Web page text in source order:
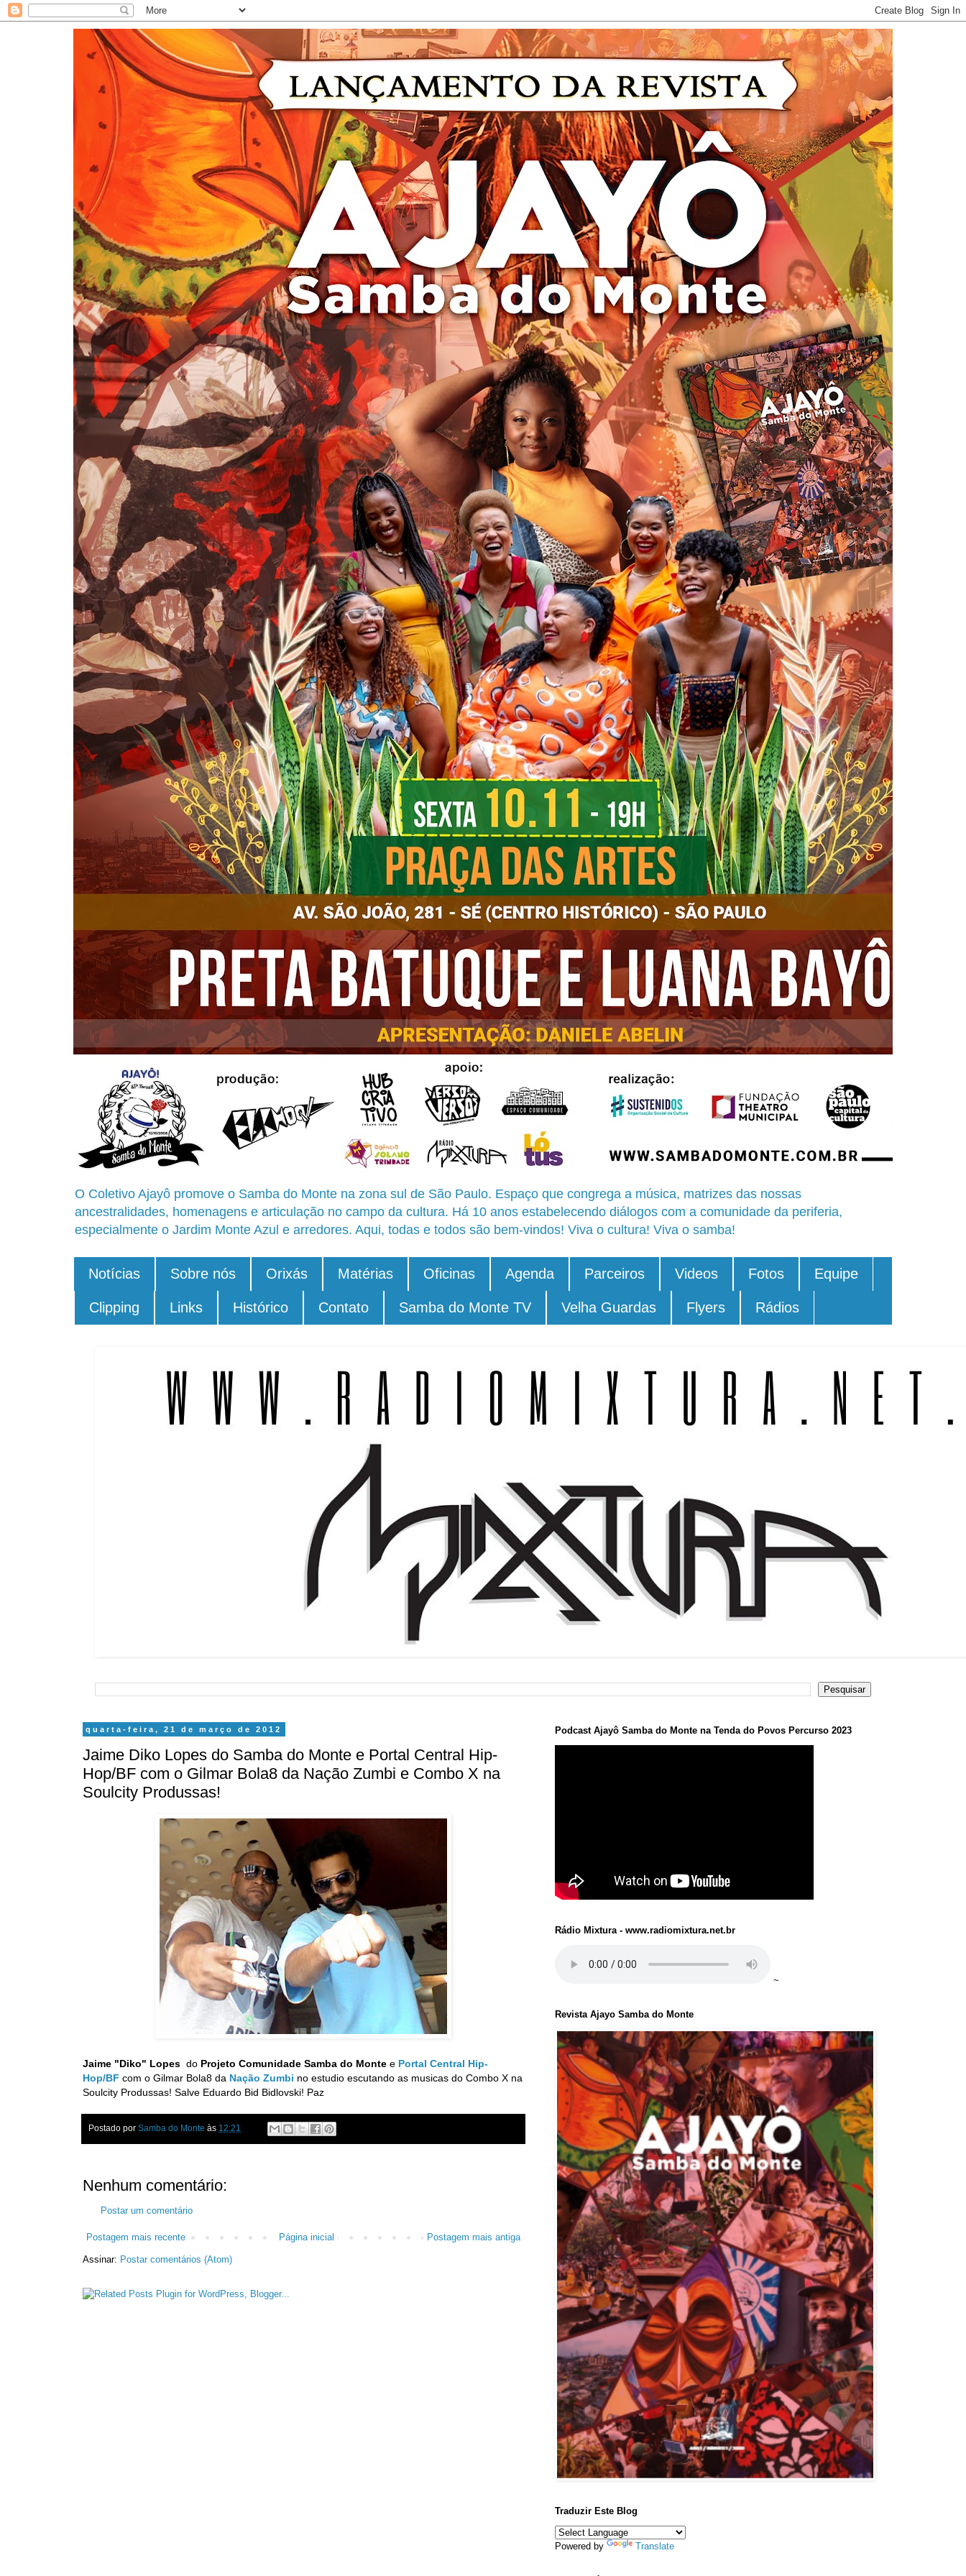
O Coletivo Ajayô promove o Samba do Monte na zona sul de São Paulo. Espaço que congrega a música, matrizes das nossas
ancestralidades, homenagens e articulação no campo da cultura. Há 10 anos estabelecendo diálogos com a comunidade da periferia,
especialmente o Jardim Monte Azul e arredores. Aqui, todas e todos são bem-vindos! Viva o cultura! Viva o samba!
Notícias Sobre nós Orixás Matérias Oficinas Agenda Parceiros Videos Fotos Equipe
Clipping Links Histórico Contato Samba do Monte TV Velha Guardas Flyers Rádios
quarta-feira, 21 de março de 2012
Jaime Diko Lopes do Samba do Monte e Portal Central Hip-
Hop/BF com o Gilmar Bola8 da Nação Zumbi e Combo X na
Soulcity Produssas!
Jaime "Diko" Lopes do Projeto Comunidade Samba do Monte e Portal Central Hip-
Hop/BF com o Gilmar Bola8 da Nação Zumbi no estudio escutando as musicas do Combo X na
Soulcity Produssas! Salve Eduardo Bid Bidlovski! Paz
Postado por Samba do Monte às 12:21
Nenhum comentário:
Postar um comentário
Postagem mais recente Postagem mais antiga
Página inicial
Assinar: Postar comentários (Atom)
Podcast Ajayô Samba do Monte na Tenda do Povos Percurso 2023
Rádio Mixtura - www.radiomixtura.net.br
~
Revista Ajayo Samba do Monte
Traduzir Este Blog
Powered by Translate